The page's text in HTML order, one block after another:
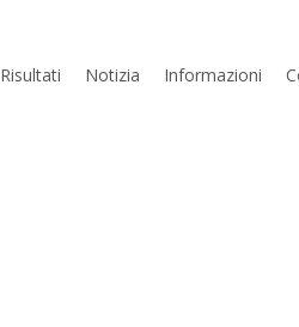
Risultati Notizia Informazioni